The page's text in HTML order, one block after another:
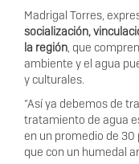
Madrigal Torres,
socialización,
la región, que
ambiente y el agua
y culturales.
“Así ya debemos de
tratamiento de agua
en un promedio de 30
que con un humedal